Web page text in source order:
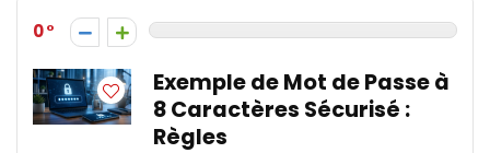
0
Exemple de Mot de Passe à
8 Caractères Sécurisé :
Règles